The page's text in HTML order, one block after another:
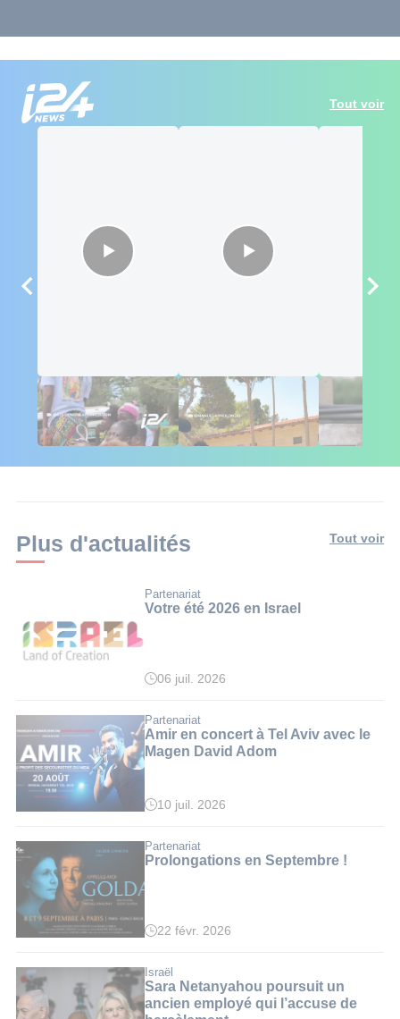
Tout voir
🇮🇱🇰🇪 Israël au
Kenya : 6 semaines
d'engagement
Des influenceurs
africains conquis
par Israël 🇮🇱
Poutine
Plus d'actualités Tout voir
Partenariat
Votre été 2026 en Israel
06 juil. 2026
Partenariat
Amir en concert à Tel Aviv avec le
Magen David Adom
10 juil. 2026
Partenariat
Prolongations en Septembre !
22 févr. 2026
Israël
Sara Netanyahou poursuit un
ancien employé qui l’accuse de